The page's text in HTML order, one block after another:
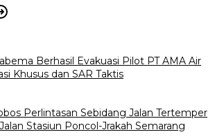
Berhasil Evakuasi Pilot PT AMA Air
Khusus dan SAR Taktis
Perlintasan Sebidang Jalan Tertemper
Stasiun Poncol-Jrakah Semarang